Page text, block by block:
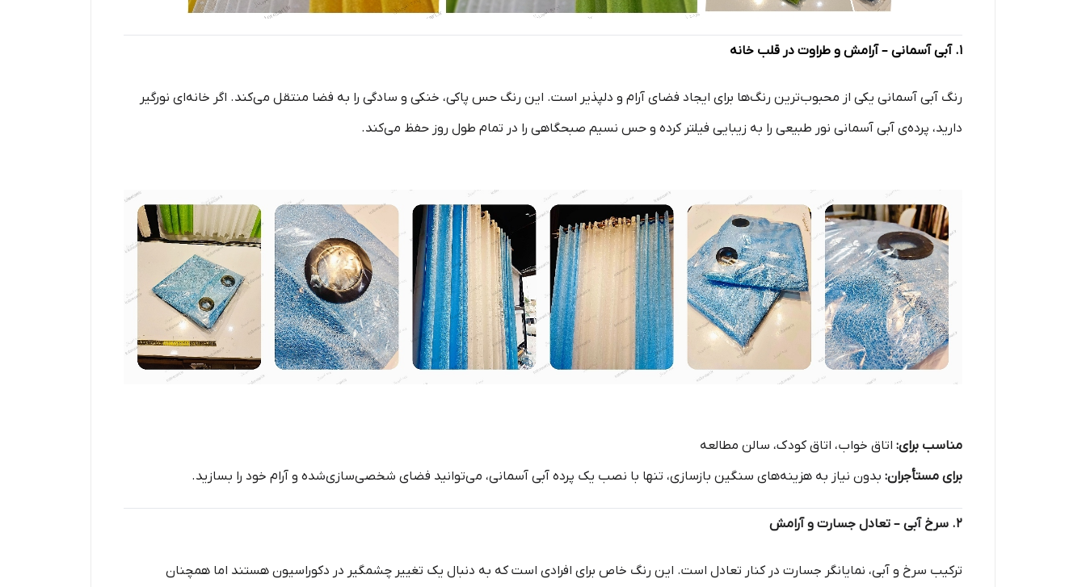
۱. آبی آسمانی – آرامش و طراوت در قلب خانه
رنگ آبی آسمانی یکی از محبوب‌ترین رنگ‌ها برای ایجاد فضای آرام و دلپذیر است. این رنگ حس پاکی، خنکی و سادگی را به فضا منتقل می‌کند. اگر خانه‌ای نورگیر
دارید، پرده‌ی آبی آسمانی نور طبیعی را به زیبایی فیلتر کرده و حس نسیم صبحگاهی را در تمام طول روز حفظ می‌کند.
مناسب برای: اتاق خواب، اتاق کودک، سالن مطالعه
برای مستأجران: بدون نیاز به هزینه‌های سنگین بازسازی، تنها با نصب یک پرده آبی آسمانی، می‌توانید فضای شخصی‌سازی‌شده و آرام خود را بسازید.
۲. سرخ آبی – تعادل جسارت و آرامش
ترکیب سرخ و آبی، نمایانگر جسارت در کنار تعادل است. این رنگ خاص برای افرادی است که به دنبال یک تغییر چشمگیر در دکوراسیون هستند اما همچنان